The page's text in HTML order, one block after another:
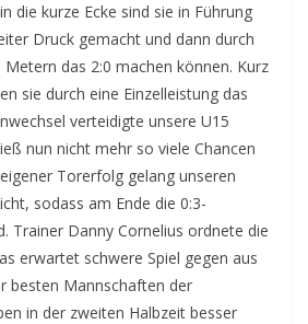
die kurze Ecke sind sie in Führung
Druck gemacht und dann durch
Metern das 2:0 machen können. Kurz
sie durch eine Einzelleistung das
verteidigte unsere U15
nun nicht mehr so viele Chancen
Torerfolg gelang unseren
sodass am Ende die 0:3-
Trainer Danny Cornelius ordnete die
erwartet schwere Spiel gegen aus
besten Mannschaften der
in der zweiten Halbzeit besser